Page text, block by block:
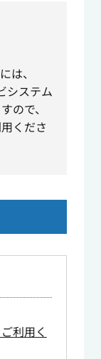
は、
システム
ので、
くださ
利用く